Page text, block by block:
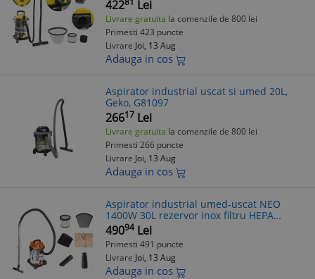
422 Lei
Livrare gratuita la comenzile de 800 lei
Primesti 423 puncte
Livrare Joi, 13 Aug
Adauga in cos
Aspirator industrial uscat si umed 20L,
Geko, G81097
26617 Lei
Livrare gratuita la comenzile de 800 lei
Primesti 266 puncte
Livrare Joi, 13 Aug
Adauga in cos
Aspirator industrial umed-uscat NEO
1400W 30L rezervor inox filtru HEPA
functie suflare accesorii incluse
49094 Lei
Primesti 491 puncte
Livrare Joi, 13 Aug
Adauga in cos